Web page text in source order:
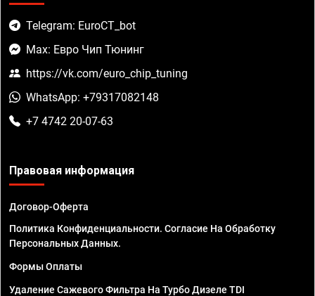
Telegram: EuroCT_bot
Max: Евро Чип Тюнинг
https://vk.com/euro_chip_tuning
WhatsApp: +79317082148
+7 4742 20-07-63
Правовая информация
Договор-Оферта
Политика Конфиденциальности. Согласие На Обработку
Персональных Данных.
Формы Оплаты
Удаление Сажевого Фильтра На Турбо Дизеле TDI